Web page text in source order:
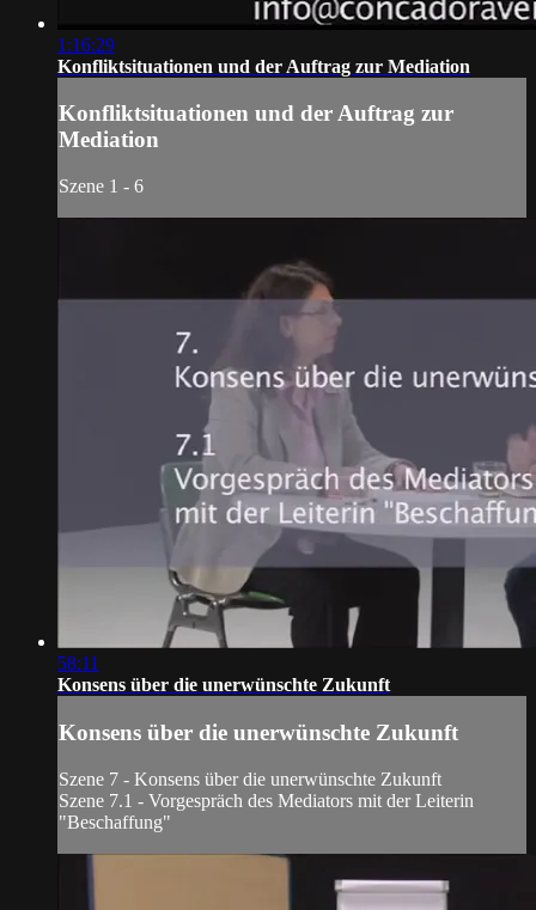
1:16:29
Konfliktsituationen und der Auftrag zur Mediation
Konfliktsituationen und der Auftrag zur
Mediation
Szene 1 - 6
58:11
Konsens über die unerwünschte Zukunft
Konsens über die unerwünschte Zukunft
Szene 7 - Konsens über die unerwünschte Zukunft
Szene 7.1 - Vorgespräch des Mediators mit der Leiterin
"Beschaffung"